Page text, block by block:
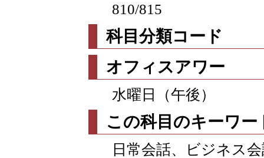
810/815
科目分類コード
オフィスアワー
水曜日（午後）
この科目のキーワー
日常会話、ビジネス